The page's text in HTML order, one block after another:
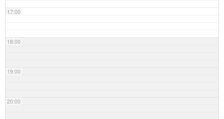
17:00
18:00
19:00
20:00